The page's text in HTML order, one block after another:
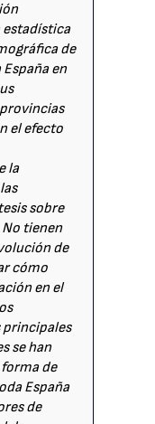
de
en
el efecto
la
sobre
tienen
de
cómo
en el
principales
se han
de
España
de